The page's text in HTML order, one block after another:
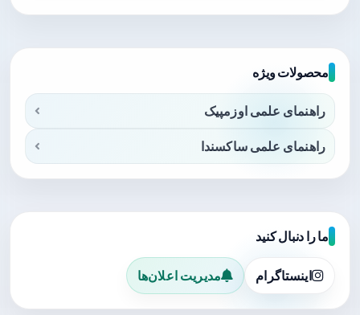
محصولات ویژه
راهنمای علمی اوزمپیک
راهنمای علمی ساکسندا
ما را دنبال کنید
اینستاگرام مدیریت اعلان‌ها